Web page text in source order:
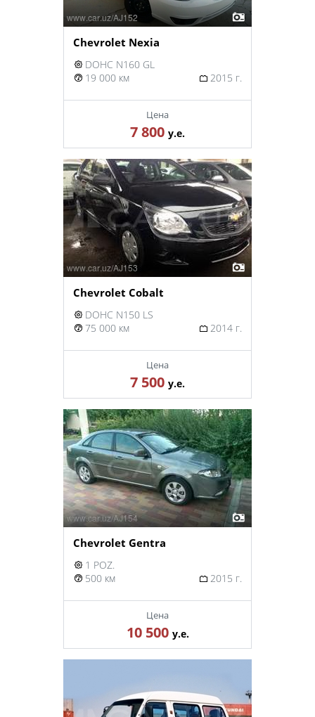
Chevrolet Nexia
DOHC N160 GL
19 000 км
2015 г.
Цена
7 800 у.е.
Chevrolet Cobalt
DOHC N150 LS
75 000 км
2014 г.
Цена
7 500 у.е.
Chevrolet Gentra
1 POZ.
500 км
2015 г.
Цена
10 500 у.е.